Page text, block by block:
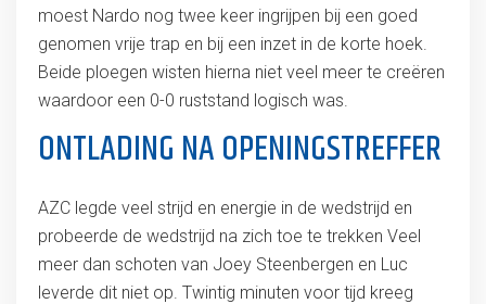
moest Nardo nog twee keer ingrijpen bij een goed
genomen vrije trap en bij een inzet in de korte hoek.
Beide ploegen wisten hierna niet veel meer te creëren
waardoor een 0-0 ruststand logisch was.
ONTLADING NA OPENINGSTREFFER
AZC legde veel strijd en energie in de wedstrijd en
probeerde de wedstrijd na zich toe te trekken Veel
meer dan schoten van Joey Steenbergen en Luc
leverde dit niet op. Twintig minuten voor tijd kreeg